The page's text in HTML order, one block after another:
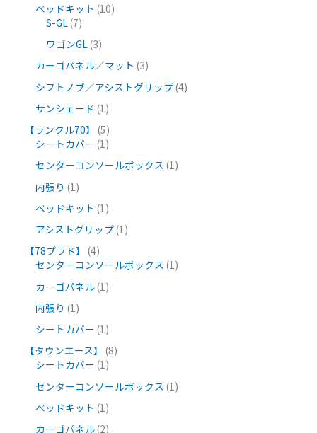
ベッドキット 10
S-GL 7
ワゴンGL 3
カーゴパネル／マット 3
シフトノブ／アシストグリップ 4
サンシェード 1
【ランクル70】
5
シートカバー 1
センターコンソールボックス 1
内張り 1
ベッドキット 1
アシストグリップ 1
【78プラド】
4
センターコンソールボックス 1
カーゴパネル 1
内張り 1
シートカバー 1
【タウンエース】
8
シートカバー 1
センターコンソールボックス 1
ベッドキット 1
カーゴパネル 2